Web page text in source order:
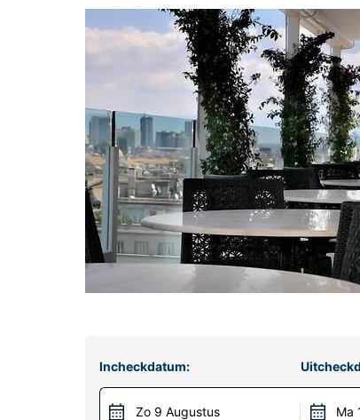
Incheckdatum:
Zo 9 Augustus Ma